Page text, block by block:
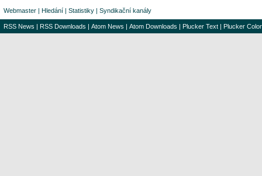
Webmaster | Hledání | Statistiky | Syndikační kanály
RSS News | RSS Downloads | Atom News | Atom Downloads | Plucker Text | Plucker Color